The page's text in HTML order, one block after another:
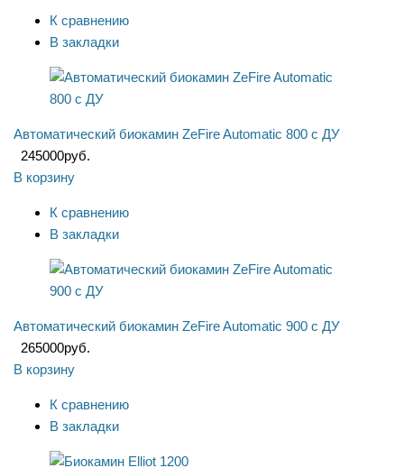
К сравнению
В закладки
Автоматический биокамин ZeFire Automatic 800 с ДУ
245000руб.
В корзину
К сравнению
В закладки
Автоматический биокамин ZeFire Automatic 900 с ДУ
265000руб.
В корзину
К сравнению
В закладки